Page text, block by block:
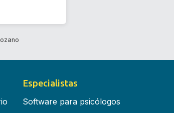
Especialistas
Software para psicólogos